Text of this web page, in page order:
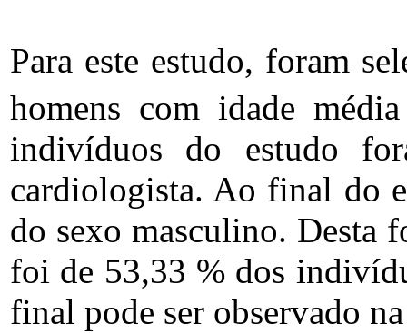
Para este estudo, foram
homens com idade
indivíduos do estudo
cardiologista. Ao final do
do sexo masculino. Desta
foi de 53,33 % dos
final pode ser observado